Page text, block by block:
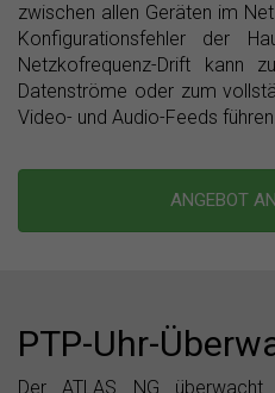
zwischen allen Geräten im
Konfigurationsfehler der
Netzkofrequenz-Drift kann
Datenströme oder zum
Video- und Audio-Feeds
ANGEBOT
PTP-Uhr-
Der ATLAS NG